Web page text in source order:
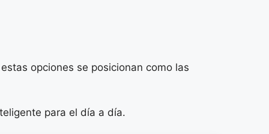
opciones se posicionan como las
para el día a día.